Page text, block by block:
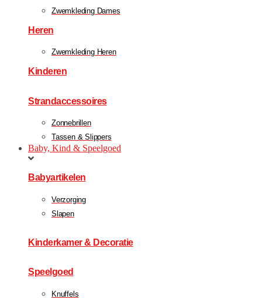
Zwemkleding Dames
Heren
Zwemkleding Heren
Kinderen
Strandaccessoires
Zonnebrillen
Tassen & Slippers
Baby, Kind & Speelgoed
Babyartikelen
Verzorging
Slapen
Kinderkamer & Decoratie
Speelgoed
Knuffels